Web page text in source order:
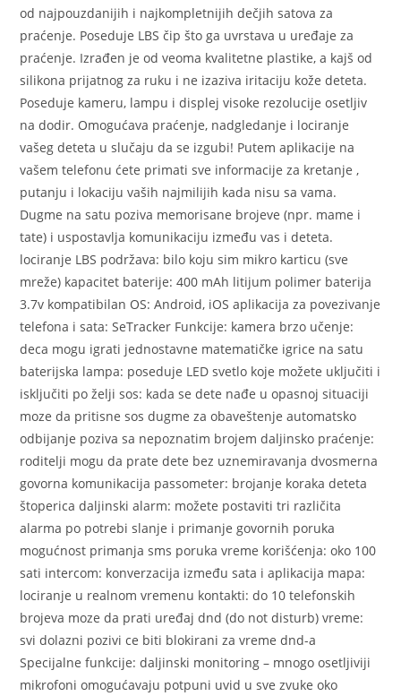
od najpouzdanijih i najkompletnijih dečjih satova za
praćenje. Poseduje LBS čip što ga uvrstava u uređaje za
praćenje. Izrađen je od veoma kvalitetne plastike, a kajš od
silikona prijatnog za ruku i ne izaziva iritaciju kože deteta.
Poseduje kameru, lampu i displej visoke rezolucije osetljiv
na dodir. Omogućava praćenje, nadgledanje i lociranje
vašeg deteta u slučaju da se izgubi! Putem aplikacije na
vašem telefonu ćete primati sve informacije za kretanje ,
putanju i lokaciju vaših najmilijih kada nisu sa vama.
Dugme na satu poziva memorisane brojeve (npr. mame i
tate) i uspostavlja komunikaciju između vas i deteta.
lociranje LBS podržava: bilo koju sim mikro karticu (sve
mreže) kapacitet baterije: 400 mAh litijum polimer baterija
3.7v kompatibilan OS: Android, iOS aplikacija za povezivanje
telefona i sata: SeTracker Funkcije: kamera brzo učenje:
deca mogu igrati jednostavne matematičke igrice na satu
baterijska lampa: poseduje LED svetlo koje možete uključiti i
isključiti po želji sos: kada se dete nađe u opasnoj situaciji
moze da pritisne sos dugme za obaveštenje automatsko
odbijanje poziva sa nepoznatim brojem daljinsko praćenje:
roditelji mogu da prate dete bez uznemiravanja dvosmerna
govorna komunikacija passometer: brojanje koraka deteta
štoperica daljinski alarm: možete postaviti tri različita
alarma po potrebi slanje i primanje govornih poruka
mogućnost primanja sms poruka vreme korišćenja: oko 100
sati intercom: konverzacija između sata i aplikacija mapa:
lociranje u realnom vremenu kontakti: do 10 telefonskih
brojeva moze da prati uređaj dnd (do not disturb) vreme:
svi dolazni pozivi ce biti blokirani za vreme dnd-a
Specijalne funkcije: daljinski monitoring – mnogo osetljiviji
mikrofoni omogućavaju potpuni uvid u sve zvuke oko